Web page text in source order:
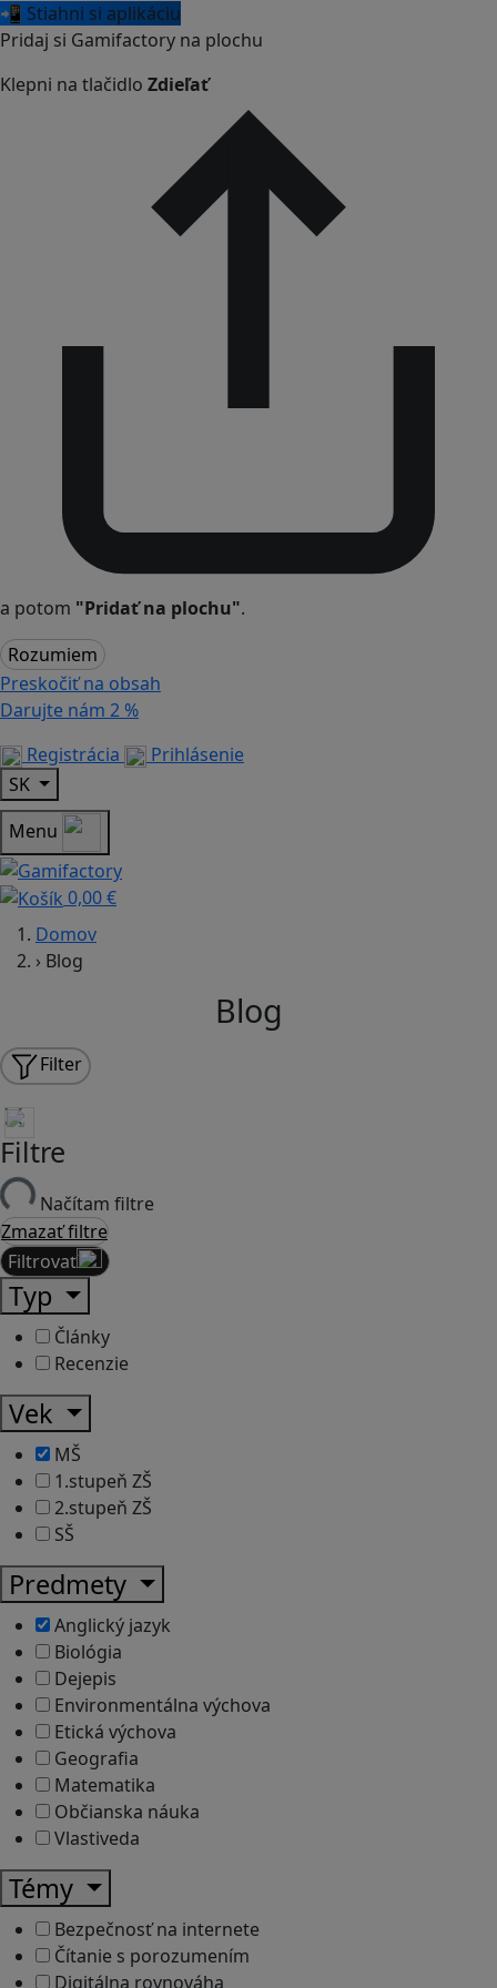
📲 Stiahni si aplikáciu
Pridaj si Gamifactory na plochu
Klepni na tlačidlo Zdieľať
a potom "Pridať na plochu".
Rozumiem
Preskočiť na obsah
Darujte nám 2 %
Registrácia
Prihlásenie
SK
Menu
0,00 €
Domov
› Blog
Blog
Filter
Filtre
Načítam filtre
Zmazať filtre
Filtrovať
Typ
Články
Recenzie
Vek
MŠ
1.stupeň ZŠ
2.stupeň ZŠ
SŠ
Predmety
Anglický jazyk
Biológia
Dejepis
Environmentálna výchova
Etická výchova
Geografia
Matematika
Občianska náuka
Vlastiveda
Témy
Bezpečnosť na internete
Čítanie s porozumením
Digitálna rovnováha